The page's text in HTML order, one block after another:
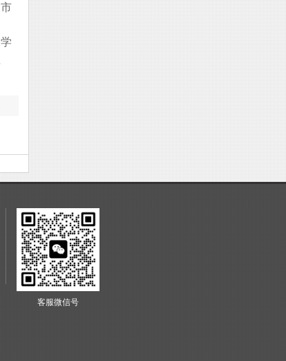
客服微信号